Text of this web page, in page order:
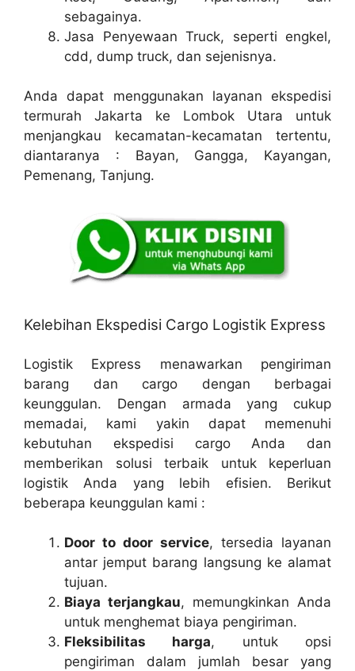
sebagainya.
Jasa Penyewaan Truck, seperti engkel,
cdd, dump truck, dan sejenisnya.
Anda dapat menggunakan layanan ekspedisi
termurah Jakarta ke Lombok Utara untuk
menjangkau kecamatan-kecamatan tertentu,
diantaranya : Bayan, Gangga, Kayangan,
Pemenang, Tanjung.
Kelebihan Ekspedisi Cargo Logistik Express
Logistik Express menawarkan pengiriman
barang dan cargo dengan berbagai
keunggulan. Dengan armada yang cukup
memadai, kami yakin dapat memenuhi
kebutuhan ekspedisi cargo Anda dan
memberikan solusi terbaik untuk keperluan
logistik Anda yang lebih efisien. Berikut
beberapa keunggulan kami :
Door to door service, tersedia layanan
antar jemput barang langsung ke alamat
tujuan.
Biaya terjangkau, memungkinkan Anda
untuk menghemat biaya pengiriman.
Fleksibilitas harga, untuk opsi
pengiriman dalam jumlah besar yang